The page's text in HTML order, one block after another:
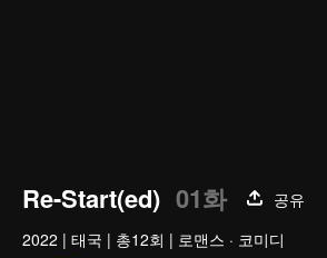
Re-Start(ed) 01화
공유
2022 | 태국 | 총12회 | 로맨스 · 코미디